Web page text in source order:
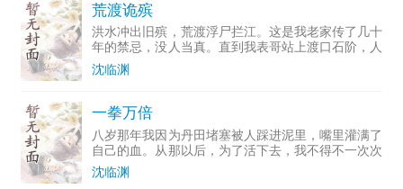
荒渡诡殡
洪水冲出旧殡，荒渡浮尸拦江。这是我老家传了几十
年的禁忌，没人当真。直到我表哥站上渡口石阶，人
没了，只留下一张照片——照片里他朝水里伸出手，
水里也伸出一只手。我下水找他，看见江底整整齐齐
沈临渊
一拳万倍
八岁那年我因为丹田堵塞被人踩进泥里，嘴里灌满了
自己的血。从那以后，为了活下去，我不得不一次次
踏入那些对废物来说十死无生的绝境。家族族比的擂
台，血煞门的不死不休，天剑宗的内斗暗算，神魔古
沈临渊